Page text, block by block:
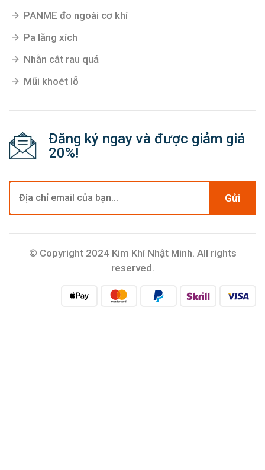
PANME đo ngoài cơ khí
Pa lăng xích
Nhẵn cắt rau quả
Mũi khoét lỗ
Đăng ký ngay và được giảm giá
20%!
Gửi
© Copyright 2024 Kim Khí Nhật Minh. All rights
reserved.